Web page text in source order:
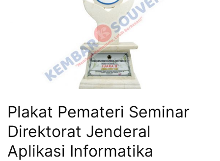
Plakat Pemateri Seminar
Direktorat Jenderal
Aplikasi Informatika